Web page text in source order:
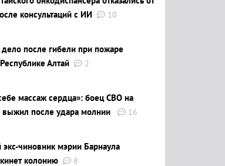
консультаций с ИИ
10
после гибели при пожаре
Алтай
2
массаж сердца»: боец СВО на
выжил после удара молнии
16
чиновник мэрии Барнаула
колонию
8